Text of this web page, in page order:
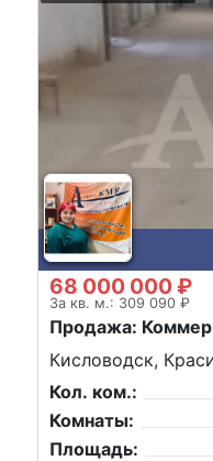
68 000 000 ₽
За кв. м.: 309 090 ₽
Продажа:
Кисловодск,
Кол. ком.:
Комнаты:
Площадь: